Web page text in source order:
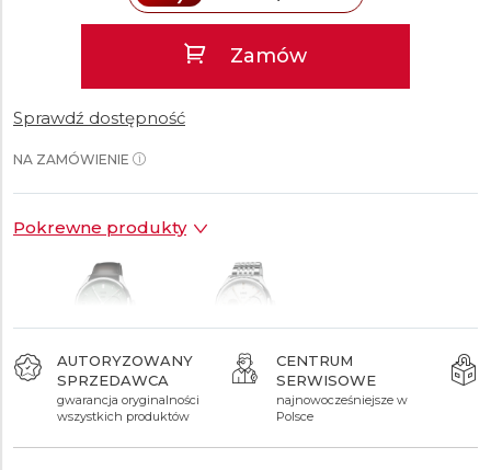
Zamów
Sprawdź dostępność
NA ZAMÓWIENIE
Pokrewne produkty
27 990 zł 28 990 zł
AUTORYZOWANY
SPRZEDAWCA
gwarancja oryginalności
wszystkich produktów
CENTRUM
SERWISOWE
najnowocześniejsze w
Polsce